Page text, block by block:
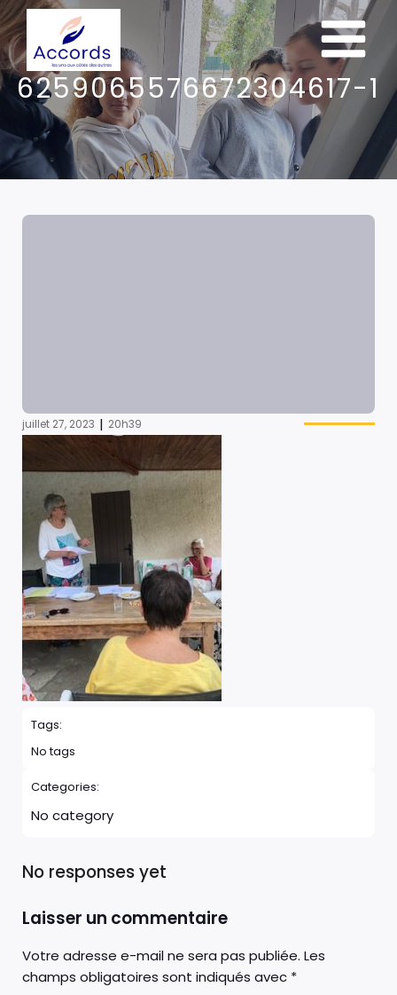
6259065576672304617-1
juillet 27, 2023 | 20h39
Tags:
No tags
Categories:
No category
No responses yet
Laisser un commentaire
Votre adresse e-mail ne sera pas publiée. Les
champs obligatoires sont indiqués avec *